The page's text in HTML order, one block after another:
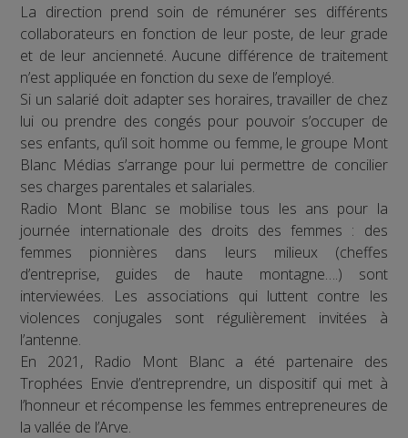
La direction prend soin de rémunérer ses différents
collaborateurs en fonction de leur poste, de leur grade
et de leur ancienneté. Aucune différence de traitement
n’est appliquée en fonction du sexe de l’employé.
Si un salarié doit adapter ses horaires, travailler de chez
lui ou prendre des congés pour pouvoir s’occuper de
ses enfants, qu’il soit homme ou femme, le groupe Mont
Blanc Médias s’arrange pour lui permettre de concilier
ses charges parentales et salariales.
Radio Mont Blanc se mobilise tous les ans pour la
journée internationale des droits des femmes : des
femmes pionnières dans leurs milieux (cheffes
d’entreprise, guides de haute montagne….) sont
interviewées. Les associations qui luttent contre les
violences conjugales sont régulièrement invitées à
l’antenne.
En 2021, Radio Mont Blanc a été partenaire des
Trophées Envie d’entreprendre, un dispositif qui met à
l’honneur et récompense les femmes entrepreneures de
la vallée de l’Arve.